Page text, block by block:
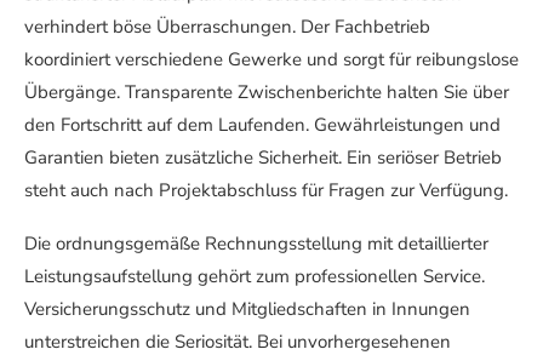
verhindert böse Überraschungen. Der Fachbetrieb
koordiniert verschiedene Gewerke und sorgt für reibungslose
Übergänge. Transparente Zwischenberichte halten Sie über
den Fortschritt auf dem Laufenden. Gewährleistungen und
Garantien bieten zusätzliche Sicherheit. Ein seriöser Betrieb
steht auch nach Projektabschluss für Fragen zur Verfügung.
Die ordnungsgemäße Rechnungsstellung mit detaillierter
Leistungsaufstellung gehört zum professionellen Service.
Versicherungsschutz und Mitgliedschaften in Innungen
unterstreichen die Seriosität. Bei unvorhergesehenen